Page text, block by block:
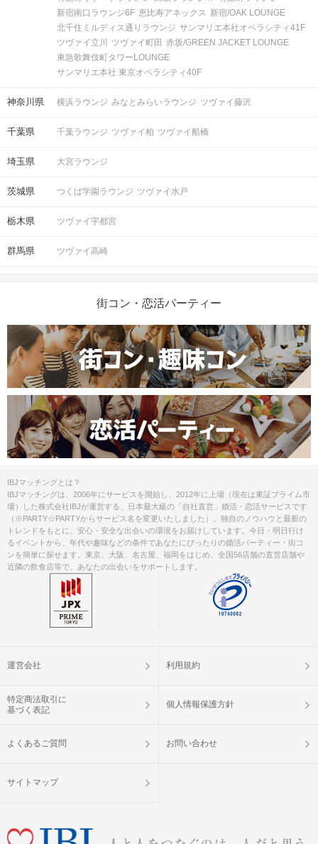
新宿南口ラウンジ6F 恵比寿アネックス 新宿/OAK LOUNGE
北千住ミルディス通りラウンジ サンマリエ本社オペラシティ41F
ツヴァイ立川
ツヴァイ町田 赤坂/GREEN JACKET LOUNGE
東急歌舞伎町タワーLOUNGE
サンマリエ本社 東京オペラシティ40F
神奈川県 横浜ラウンジ みなとみらいラウンジ ツヴァイ藤沢
千葉県 千葉ラウンジ ツヴァイ柏 ツヴァイ船橋
埼玉県 大宮ラウンジ
茨城県 つくば学園ラウンジ ツヴァイ水戸
栃木県 ツヴァイ宇都宮
群馬県 ツヴァイ高崎
街コン・恋活パーティー
IBJマッチングとは？
IBJマッチングは、2006年にサービスを開始し、2012年に上場（現在は東証プライム市
場）した株式会社IBJが運営する、日本最大級の「自社直営」婚活・恋活サービスです
（※PARTY☆PARTYからサービス名を変更いたしました）。独自のノウハウと最新の
トレンドをもとに、安心・安全な出会いの環境をお届けしています。今日・明日行け
るイベントから、年代や趣味などの条件であなたにぴったりの婚活パーティー・街コ
ンを簡単に探せます。東京、大阪、名古屋、福岡をはじめ、全国56店舗の直営店舗や
近隣の飲食店等で、あなたの出会いをサポートします。
運営会社 利用規約
特定商法取引に
基づく表記
個人情報保護方針
よくあるご質問 お問い合わせ
サイトマップ